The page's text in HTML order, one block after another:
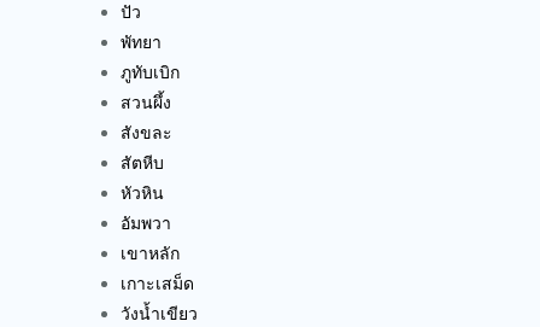
ปัว
พัทยา
ภูทับเบิก
สวนผึ้ง
สังขละ
สัตหีบ
หัวหิน
อัมพวา
เขาหลัก
เกาะเสม็ด
วังน้ำเขียว